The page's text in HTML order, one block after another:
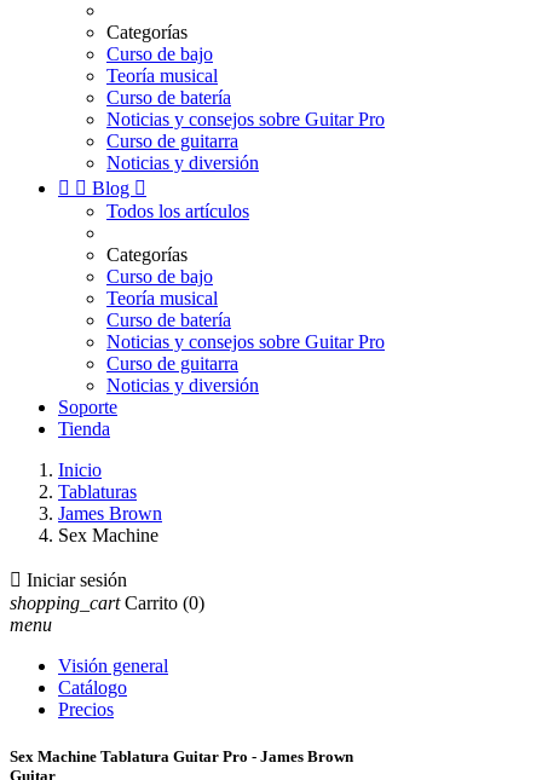
Categorías
Curso de bajo
Teoría musical
Curso de batería
Noticias y consejos sobre Guitar Pro
Curso de guitarra
Noticias y diversión
  Blog 
Todos los artículos
Categorías
Curso de bajo
Teoría musical
Curso de batería
Noticias y consejos sobre Guitar Pro
Curso de guitarra
Noticias y diversión
Soporte
Tienda
Inicio
Tablaturas
James Brown
Sex Machine
 Iniciar sesión
shopping_cart Carrito (0)
menu
Visión general
Catálogo
Precios
Sex Machine Tablatura Guitar Pro - James Brown
Guitar